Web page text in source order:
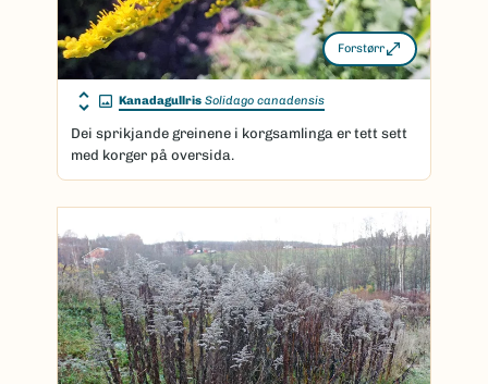
Forstørr
Kanadagullris Solidago canadensis
Dei sprikjande greinene i korgsamlinga er tett sett
med korger på oversida.